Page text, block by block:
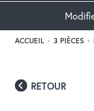
ACCUEIL 3 PIÈCES